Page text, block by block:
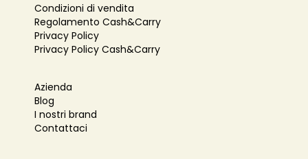
Condizioni di vendita
Regolamento Cash&Carry
Privacy Policy
Privacy Policy Cash&Carry
Azienda
Blog
I nostri brand
Contattaci